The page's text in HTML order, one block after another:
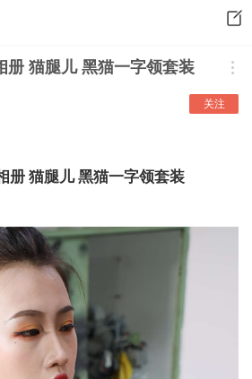
册 猫腿儿 黑猫一字领套装
关注
册 猫腿儿 黑猫一字领套装